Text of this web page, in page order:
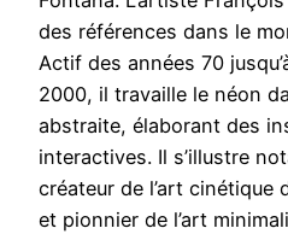
des références dans le
Actif des années 70
2000, il travaille le néon
abstraite, élaborant des
interactives. Il s’illustre
créateur de l’art cinétique
et pionnier de l’art